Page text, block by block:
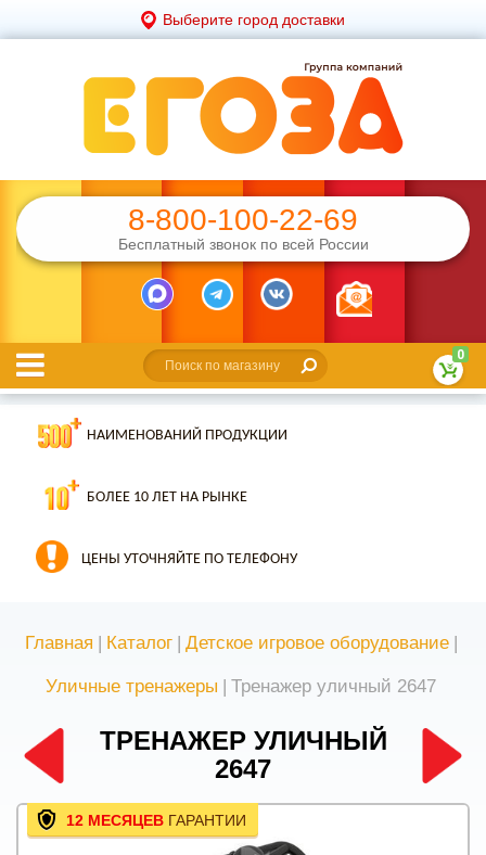
Выберите город доставки
8-800-100-22-69
Бесплатный звонок по всей России
0
НАИМЕНОВАНИЙ ПРОДУКЦИИ
БОЛЕЕ 10 ЛЕТ НА РЫНКЕ
ЦЕНЫ УТОЧНЯЙТЕ ПО ТЕЛЕФОНУ
Главная | Каталог | Детское игровое оборудование |
Уличные тренажеры | Тренажер уличный 2647
ТРЕНАЖЕР УЛИЧНЫЙ
2647
12 МЕСЯЦЕВ ГАРАНТИИ